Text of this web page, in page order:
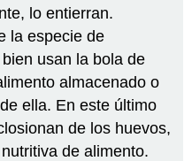
lo entierran.
la especie de
usan la bola de
almacenado o
ella. En este último
de los huevos,
de alimento.